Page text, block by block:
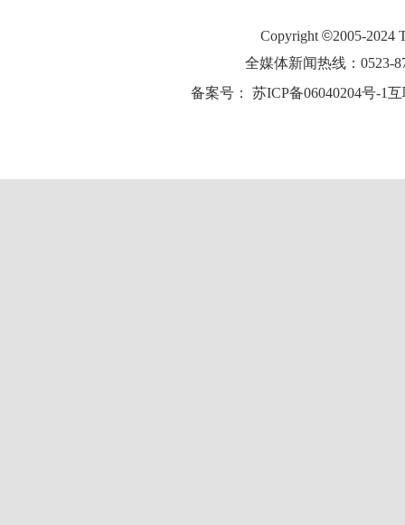
Copyright ©2005-2024
全媒体新闻热线：0523-
备案号： 苏ICP备06040204号-1互